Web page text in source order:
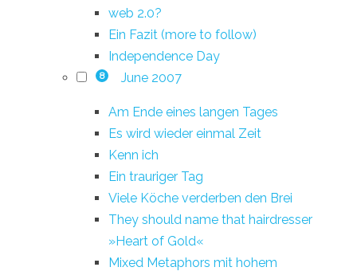
web 2.0?
Ein Fazit (more to follow)
Independence Day
8 June 2007
Am Ende eines langen Tages
Es wird wieder einmal Zeit
Kenn ich
Ein trauriger Tag
Viele Köche verderben den Brei
They should name that hairdresser
»Heart of Gold«
Mixed Metaphors mit hohem